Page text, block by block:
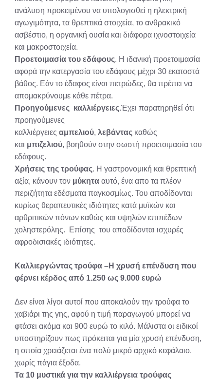
ανάλυση προκειμένου να υπολογισθεί η ηλεκτρική
αγωγιμότητα, τα θρεπτικά στοιχεία, το ανθρακικό
ασβέστιο, η οργανική ουσία και διάφορα ιχνοστοιχεία
και μακροστοιχεία.
Προετοιμασία του εδάφους. Η ιδανική προετοιμασία
αφορά την κατεργασία του εδάφους μέχρι 30 εκατοστά
βάθος. Εάν το έδαφος είναι πετρώδες, θα πρέπει να
απομακρύνουμε κάθε πέτρα.
Προηγούμενες καλλιέργειες.Έχει παρατηρηθεί ότι
προηγούμενες
καλλιέργειες αμπελιού, λεβάντας καθώς
και μπιζελιού, βοηθούν στην σωστή προετοιμασία του
εδάφους.
Χρήσεις της τρούφας. Η γαστρονομική και θρεπτική
αξία, κάνουν τον μύκητα αυτό, ένα απο τα πλέον
περιζήτητα εδέσματα παγκοσμίως. Του αποδίδονται
κυρίως θεραπευτικές ιδιότητες κατά μυϊκών και
αρθριτικών πόνων καθώς και υψηλών επιπέδων
χοληστερόλης. Επίσης του αποδίδονται ισχυρές
αφροδισιακές ιδιότητες.
Καλλιεργώντας τρούφα –Η χρυσή επένδυση που
φέρνει κέρδος από 1.250 ως 9.000 ευρώ
Δεν είναι λίγοι αυτοί που αποκαλούν την τρούφα το
χαβιάρι της γης, αφού η τιμή παραγωγού μπορεί να
φτάσει ακόμα και 900 ευρώ το κιλό. Μάλιστα οι ειδικοί
υποστηρίζουν πως πρόκειται για μία χρυσή επένδυση,
η οποία χρειάζεται ένα πολύ μικρό αρχικό κεφάλαιο,
χωρίς πάγια έξοδα.
Τα 10 μυστικά για την καλλιέργεια τρούφας